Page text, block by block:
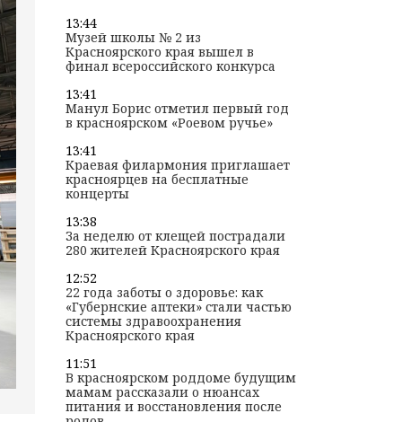
13:44
Музей школы № 2 из
Красноярского края вышел в
финал всероссийского конкурса
13:41
Манул Борис отметил первый год
в красноярском «Роевом ручье»
13:41
Краевая филармония приглашает
красноярцев на бесплатные
концерты
13:38
За неделю от клещей пострадали
280 жителей Красноярского края
12:52
22 года заботы о здоровье: как
«Губернские аптеки» стали частью
системы здравоохранения
Красноярского края
11:51
В красноярском роддоме будущим
мамам рассказали о нюансах
питания и восстановления после